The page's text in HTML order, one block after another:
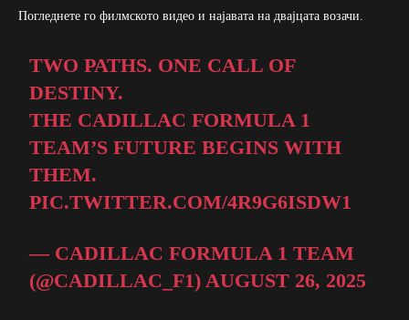
Погледнете го филмското видео и најавата на двајцата возачи.
TWO PATHS. ONE CALL OF
DESTINY.
THE CADILLAC FORMULA 1
TEAM’S FUTURE BEGINS WITH
THEM.
PIC.TWITTER.COM/4R9G6ISDW1
— CADILLAC FORMULA 1 TEAM
(@CADILLAC_F1) AUGUST 26, 2025